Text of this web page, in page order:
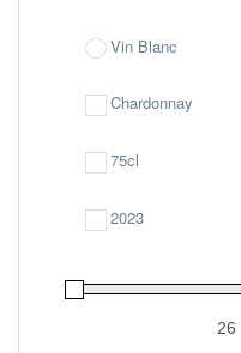
Vin Blanc
Chardonnay
75cl
2023